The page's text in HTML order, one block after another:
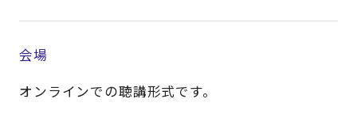
会場
オンラインでの聴講形式です。